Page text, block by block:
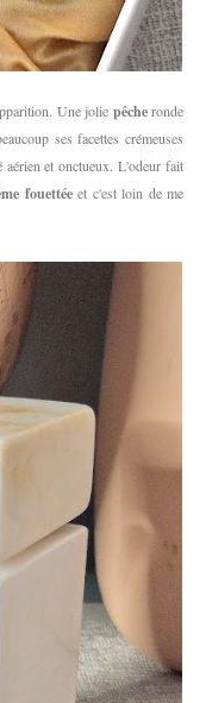
Une jolie pêcheronde
ses facettes crémeuses
et onctueux. L'odeur fait
fouettée et c'est loin de me